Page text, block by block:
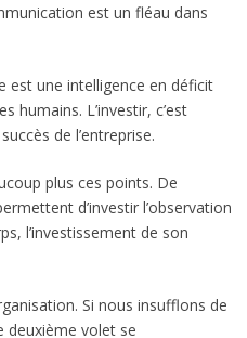
est un fléau dans
est une intelligence en déficit
humains. L’investir, c’est
de l’entreprise.
plus ces points. De
d’investir l’observation
l’investissement de son
Si nous insufflons de
deuxième volet se